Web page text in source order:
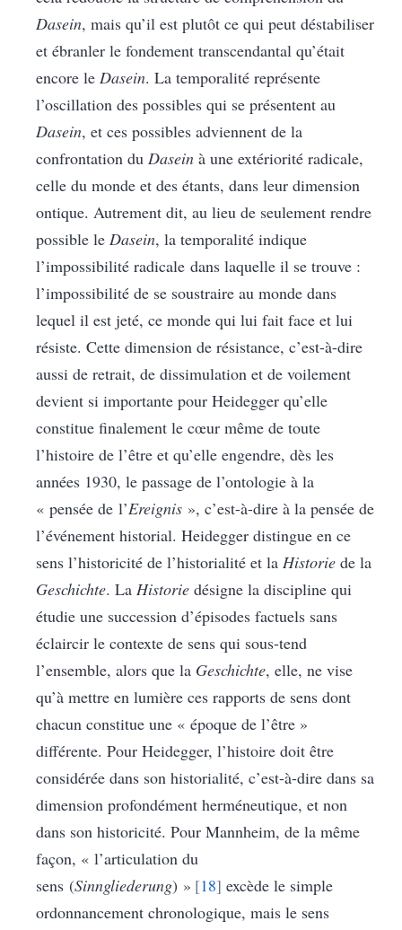
Dasein, mais qu’il est plutôt ce qui peut déstabiliser
et ébranler le fondement transcendantal qu’était
encore le Dasein. La temporalité représente
l’oscillation des possibles qui se présentent au
Dasein, et ces possibles adviennent de la
confrontation du Dasein à une extériorité radicale,
celle du monde et des étants, dans leur dimension
ontique. Autrement dit, au lieu de seulement rendre
possible le Dasein, la temporalité indique
l’impossibilité radicale dans laquelle il se trouve :
l’impossibilité de se soustraire au monde dans
lequel il est jeté, ce monde qui lui fait face et lui
résiste. Cette dimension de résistance, c’est-à-dire
aussi de retrait, de dissimulation et de voilement
devient si importante pour Heidegger qu’elle
constitue finalement le cœur même de toute
l’histoire de l’être et qu’elle engendre, dès les
années 1930, le passage de l’ontologie à la
« pensée de l’Ereignis », c’est-à-dire à la pensée de
l’événement historial. Heidegger distingue en ce
sens l’historicité de l’historialité et la Historie de la
Geschichte. La Historie désigne la discipline qui
étudie une succession d’épisodes factuels sans
éclaircir le contexte de sens qui sous-tend
l’ensemble, alors que la Geschichte, elle, ne vise
qu’à mettre en lumière ces rapports de sens dont
chacun constitue une « époque de l’être »
différente. Pour Heidegger, l’histoire doit être
considérée dans son historialité, c’est-à-dire dans sa
dimension profondément herméneutique, et non
dans son historicité. Pour Mannheim, de la même
façon, « l’articulation du
sens (Sinngliederung) » 18 excède le simple
ordonnancement chronologique, mais le sens